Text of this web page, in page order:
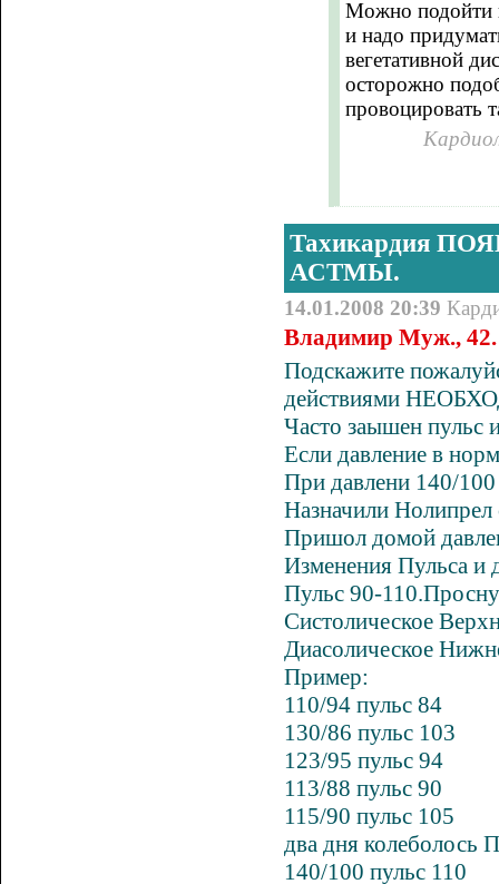
Можно подойти
и надо
вегетативной
осторожно
провоцировать
Тахикардия
АСТМЫ.
14.01.2008 20:39
Владимир Муж., 42.
Подскажите
действиями
Часто заышен пульс
Если давление в
При давлени 140/100
Назначили Нолипрел
Пришол домой
Изменения Пульса и
Пульс 90-
Систолическое
Диасолическое
Пример:
110/94 пульс 84
130/86 пульс 103
123/95 пульс 94
113/88 пульс 90
115/90 пульс 105
два дня колеболось
140/100 пульс 110